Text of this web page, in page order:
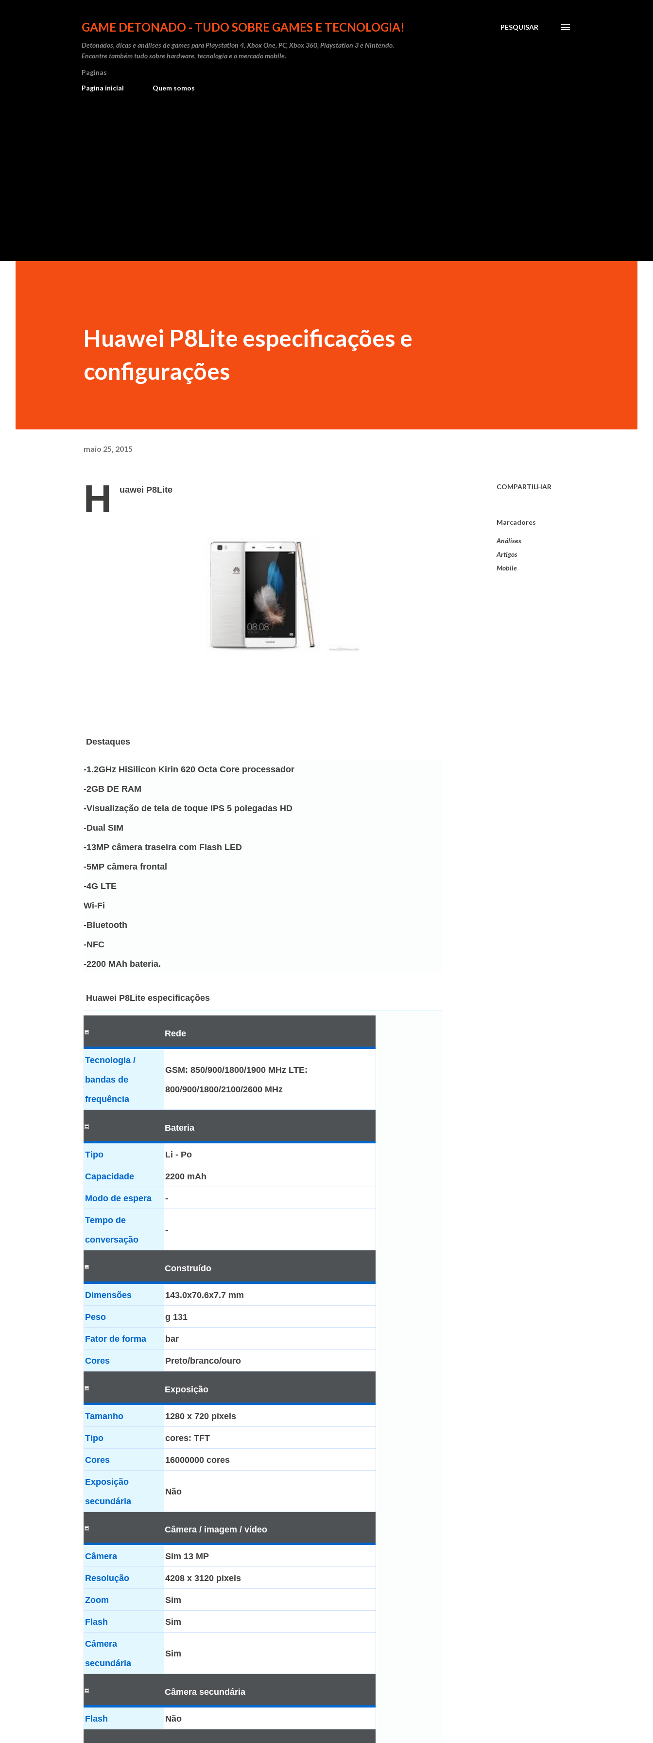
GAME DETONADO - TUDO SOBRE GAMES E TECNOLOGIA!
Detonados, dicas e análises de games para Playstation 4, Xbox One, PC, Xbox 360, Playstation 3 e Nintendo.
Encontre também tudo sobre hardware, tecnologia e o mercado mobile.
PESQUISAR
Paginas
Pagina inicial
Quem somos
Huawei P8Lite especificações e
configurações
maio 25, 2015
H uawei P8Lite
Destaques
-1.2GHz HiSilicon Kirin 620 Octa Core processador
-2GB DE RAM
-Visualização de tela de toque IPS 5 polegadas HD
-Dual SIM
-13MP câmera traseira com Flash LED
-5MP câmera frontal
-4G LTE
Wi-Fi
-Bluetooth
-NFC
-2200 MAh bateria.
Huawei P8Lite especificações
Rede
Tecnologia /
bandas de
frequência
GSM: 850/900/1800/1900 MHz LTE:
800/900/1800/2100/2600 MHz
Bateria
Tipo Li - Po
Capacidade 2200 mAh
Modo de espera -
Tempo de
conversação
-
Construído
Dimensões 143.0x70.6x7.7 mm
Peso g 131
Fator de forma bar
Cores Preto/branco/ouro
Exposição
Tamanho 1280 x 720 pixels
Tipo cores: TFT
Cores 16000000 cores
Exposição
secundária
Não
Câmera / imagem / vídeo
Câmera Sim 13 MP
Resolução 4208 x 3120 pixels
Zoom Sim
Flash Sim
Câmera
secundária
Sim
Câmera secundária
Flash Não
COMPARTILHAR
Marcadores
Análises
Artigos
Mobile